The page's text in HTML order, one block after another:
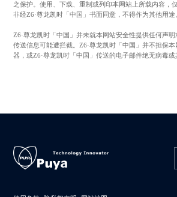
之保护。使用、下载、重制或列印本网站上所载内容，
非经Z6·尊龙凯时「中国」书面同意，不得作为其他用途
Z6·尊龙凯时「中国」并未就本网站安全性提供任何声
传送信息可能遭拦截。Z6·尊龙凯时「中国」并不担保
器，或Z6·尊龙凯时「中国」传送的电子邮件绝无病毒或